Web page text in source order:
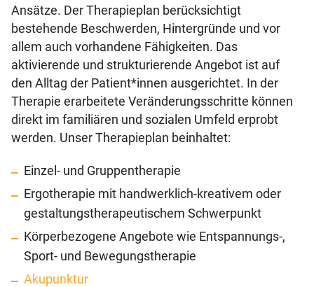
Ansätze. Der Therapieplan berücksichtigt
bestehende Beschwerden, Hintergründe und vor
allem auch vorhandene Fähigkeiten. Das
aktivierende und strukturierende Angebot ist auf
den Alltag der Patient*innen ausgerichtet. In der
Therapie erarbeitete Veränderungsschritte können
direkt im familiären und sozialen Umfeld erprobt
werden. Unser Therapieplan beinhaltet:
Einzel- und Gruppentherapie
Ergotherapie mit handwerklich-kreativem oder
gestaltungstherapeutischem Schwerpunkt
Körperbezogene Angebote wie Entspannungs-,
Sport- und Bewegungstherapie
Akupunktur